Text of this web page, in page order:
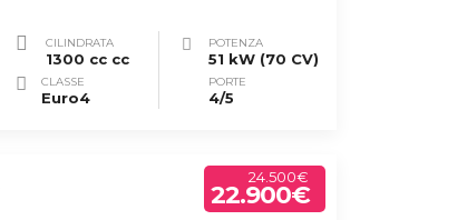
CILINDRATA
1300 cc cc
POTENZA
51 kW (70 CV)
CLASSE
Euro4
PORTE
4/5
24.500€
22.900€